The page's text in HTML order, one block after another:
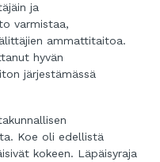
ja
varmistaa,
ammattitaitoa.
hyvän
järjestämässä
Koe oli edellistä
kokeen. Läpäisyraja